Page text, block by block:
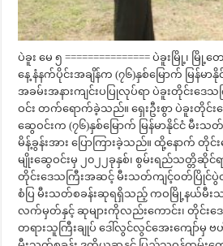
ပဲခူး မေ ၅ =============== ပဲခူးမြို့၊
နေ့ နံနက်ပိုင်းအချိန်က (၇၆)နှစ်မြောက် မြန်မ
အခမ်းအနားကျင်းပပြုလုပ်ရာ ပဲခူးတိုင်းဒေသက
ဝင်း တက်ရောက်ခဲ့သည်။ ရှေးဦးစွာ ပဲခူးတိုင်းဒ
ဆွေဝင်းက (၇၆)နှစ်မြောက် မြန်မာနိုင်ငံ မီး
မိန့်ခွန်းအား ပြောကြားခဲ့သည်။ ထို့နောက် တိုင်း
မျိုးဆွေဝင်းမှ ၂၀၂၂ခုနှစ်၊ စွမ်းရည်သတ္တိ
တိုင်းဒေသကြီးအဆင့် မီးသတ်ကျင့်ဝတ်ပြိုင်ပွဲ
စံပြ မီးသတ်စခန်းဆုရရှိသည့် ကဝမြို့နယ်မီး
လက်မှတ်နှင့် ဆုများကိုလည်းကောင်း၊ တိုင်း
တရားသူကြီးချုပ် ဒေါ်လွင်လွင်အေးကျော်မှ